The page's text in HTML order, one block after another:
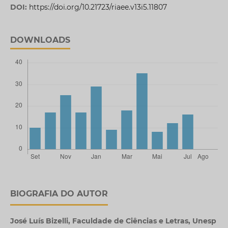
DOI: https://doi.org/10.21723/riaee.v13i5.11807
DOWNLOADS
BIOGRAFIA DO AUTOR
José Luís Bizelli, Faculdade de Ciências e Letras, Unesp